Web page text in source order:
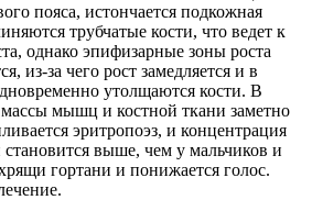
пояса, истончается подкожная
трубчатые кости, что ведет к
однако эпифизарные зоны роста
из-за чего рост замедляется и в
утолщаются кости. В
мышц и костной ткани заметно
эритропоэз, и концентрация
выше, чем у мальчиков и
гортани и понижается голос.